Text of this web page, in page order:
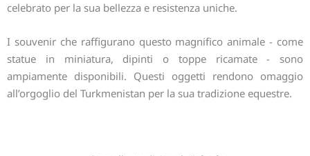
celebrato per la sua bellezza e resistenza uniche.
I souvenir che raffigurano questo magnifico animale - come
statue in miniatura, dipinti o toppe ricamate - sono
ampiamente disponibili. Questi oggetti rendono omaggio
all’orgoglio del Turkmenistan per la sua tradizione equestre.